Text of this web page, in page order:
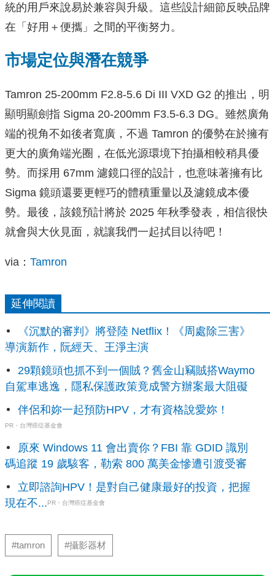
統的用戶來說易於兼容與升級。這些設計細節反映品牌
在「好用＋便攜」之間的平衡努力。
市場定位與潛在競爭
Tamron 25-200mm F2.8-5.6 Di III VXD G2 的推出，明
顯明顯劍指 Sigma 20-200mm F3.5-6.3 DG。雖然廣角
端的視角不如後者寬廣，不過 Tamron 的優勢在於擁有
更大的廣角端光圈，在低光源環境下拍攝相較稍具優
勢。而採用 67mm 濾鏡口徑的設計，也意味著擁有比
Sigma 鏡頭還要更輕巧的體積重量以及濾鏡成本優
勢。最後，該鏡預計將於 2025 年秋季發表，相信很快
就會與大伙見面，就讓我們一起拭目以待吧！
via： Tamron
延伸閱讀
《沉默的審判》將登陸 Netflix！《周處除三害》
導演新作，阮經天、王淨主演
29顆鏡頭也抓不到一個賊？舊金山竊賊搭Waymo
自駕車逃逸，隱私保護政策竟成警方辦案最大阻礙
伴侶和妳一起預防HPV，才有資格說愛妳！
PR・台灣癌症基金會
原來 Windows 11 會出賣你？FBI 靠 GDID 識別
碼追蹤 19 歲駭客，勒索 800 萬美金慘遭引渡受審
立即諮詢HPV！是對自己健康最好的投資，把握
現在不...PR・台灣癌症基金會
#tamron #攝影器材